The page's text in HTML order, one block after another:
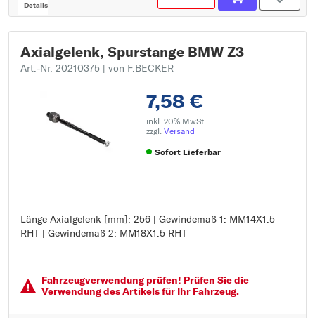
Details
Axialgelenk, Spurstange BMW Z3
Art.-Nr. 20210375 | von F.BECKER
7,58 €
inkl. 20% MwSt.
zzgl. Versand
Sofort Lieferbar
Länge Axialgelenk [mm]: 256 | Gewindemaß 1: MM14X1.5
RHT | Gewindemaß 2: MM18X1.5 RHT
Länge Axialgelenk [mm]: 256
Gewindemaß 1: MM14X1.5 RHT
Fahrzeugver­wendung prüfen! Prüfen Sie die
Verwendung des Artikels für Ihr Fahrzeug.